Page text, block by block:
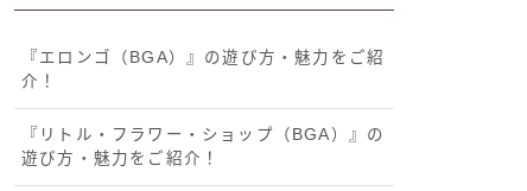
『エロンゴ（BGA）』の遊び方・魅力をご紹
介！
『リトル・フラワー・ショップ（BGA）』の
遊び方・魅力をご紹介！